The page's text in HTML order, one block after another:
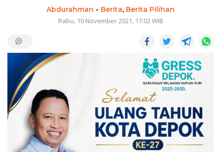
Abdurahman - Berita, Berita Pilihan
Rabu, 10 November 2021, 17:02 WIB